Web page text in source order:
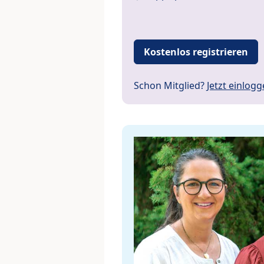
Kostenlos registrieren
Schon Mitglied? Jetzt